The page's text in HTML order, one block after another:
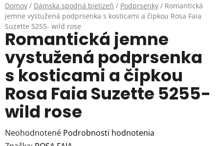
Domov / Dámska spodná bielizeň / Podprsenky / Romantická
jemne vystužená podprsenka s kosticami a čipkou Rosa Faia
Suzette 5255- wild rose
Romantická jemne
vystužená podprsenka
s kosticami a čipkou
Rosa Faia Suzette 5255-
wild rose
Priemerné
Neohodnotené Podrobnosti hodnotenia